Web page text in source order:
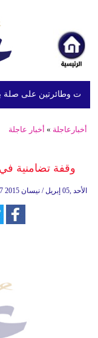
على صلة
أخبارعاجلة » أخبار عاجلة
وقفة تضامنية
21:27 2015 الأحد ,05 إبريل / نيسان